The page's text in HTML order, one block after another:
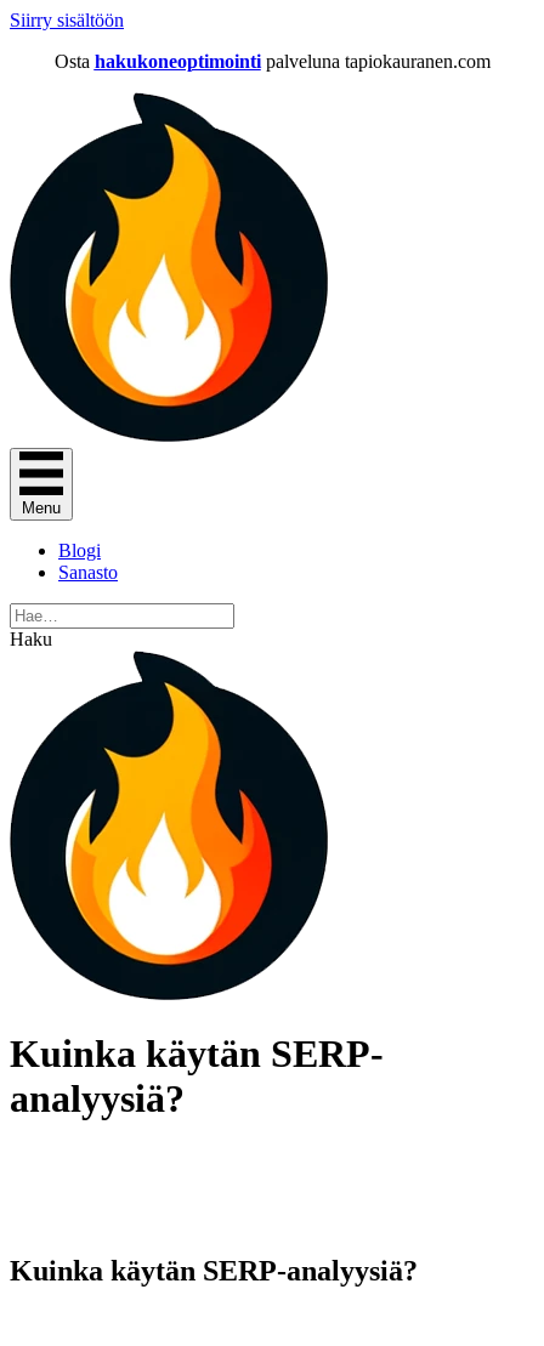
Siirry sisältöön
Osta hakukoneoptimointi palveluna tapiokauranen.com
Menu
Blogi
Sanasto
Haku
Kuinka käytän SERP-
analyysiä?
Kuinka käytän SERP-analyysiä?